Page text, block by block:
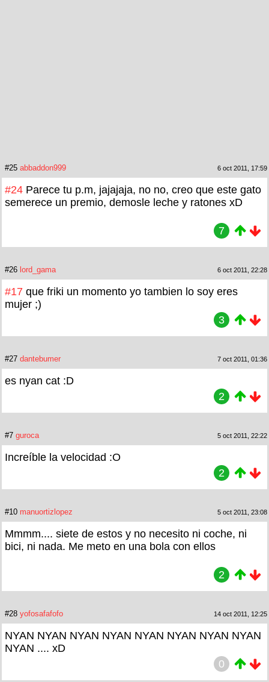
#25 abbaddon999 6 oct 2011, 17:59
#24 Parece tu p.m, jajajaja, no no, creo que este gato
semerece un premio, demosle leche y ratones xD
7
#26 lord_gama 6 oct 2011, 22:28
#17 que friki un momento yo tambien lo soy eres
mujer ;)
3
#27 dantebumer 7 oct 2011, 01:36
es nyan cat :D
2
#7 guroca 5 oct 2011, 22:22
Increíble la velocidad :O
2
#10 manuortizlopez 5 oct 2011, 23:08
Mmmm.... siete de estos y no necesito ni coche, ni
bici, ni nada. Me meto en una bola con ellos
2
#28 yofosafafofo 14 oct 2011, 12:25
NYAN NYAN NYAN NYAN NYAN NYAN NYAN NYAN
NYAN .... xD
0